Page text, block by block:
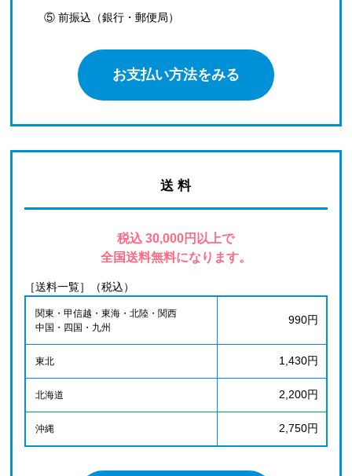
⑤ 前振込（銀行・郵便局）
お支払い方法をみる
送 料
税込 30,000円以上で
全国送料無料になります。
［送料一覧］（税込）
関東・甲信越・東海・北陸・関西
中国・四国・九州
990円
東北 1,430円
北海道 2,200円
沖縄 2,750円